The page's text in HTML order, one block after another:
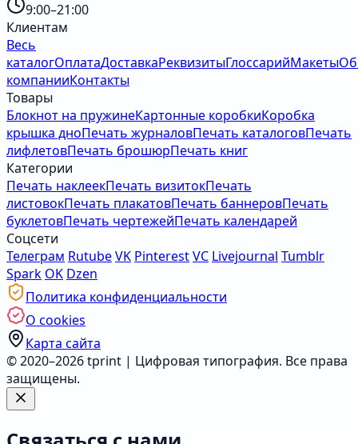
9:00–21:00
Клиентам
Весь
каталогОплатаДоставкаРеквизитыГлоссарийМакеты
компанииКонтакты
Товары
Блокнот на пружинеКартонные коробкиКоробка
крышка дноПечать журналовПечать каталоговПечать
лифлетовПечать брошюрПечать книг
Категории
Печать наклеекПечать визитокПечать
листовокПечать плакатовПечать баннеровПечать
буклетовПечать чертежейПечать календарей
Соцсети
Телеграм RutubeVK PinterestVC Livejournal Tumblr
Spark OK Dzen
Политика конфиденциальности
О cookies
Карта сайта
© 2020–2026 tprint | Цифровая типография. Все права
защищены.